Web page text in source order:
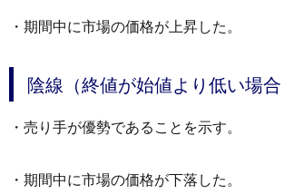
・期間中に市場の価格が上昇した。
陰線（終値が始値より低い場合
・売り手が優勢であることを示す。
・期間中に市場の価格が下落した。